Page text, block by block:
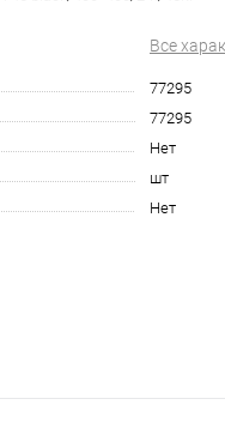
Все
77295
77295
Нет
шт
Нет